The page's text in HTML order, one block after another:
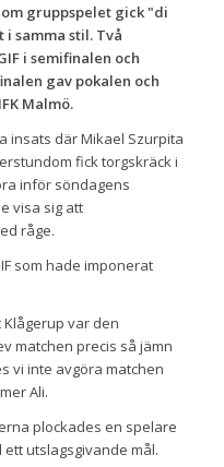
gruppspelet gick "di
i samma stil. Två
i semifinalen och
gav pokalen och
Malmö.
insats där Mikael Szurpita
fick torgskräck i
inför söndagens
visa sig att
råge.
som hade imponerat
var den
matchen precis så jämn
vi inte avgöra matchen
Ali.
plockades en spelare
utslagsgivande mål.